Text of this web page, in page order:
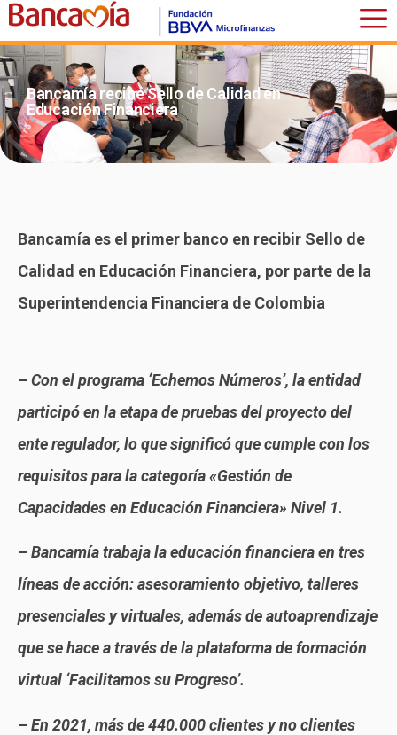
Bancamía recibe Sello de Calidad en
Educación Financiera
Bancamía es el primer banco en recibir Sello de
Calidad en Educación Financiera, por parte de la
Superintendencia Financiera de Colombia
– Con el programa ‘Echemos Números’, la entidad
participó en la etapa de pruebas del proyecto del
ente regulador, lo que significó que cumple con los
requisitos para la categoría «Gestión de
Capacidades en Educación Financiera» Nivel 1.
– Bancamía trabaja la educación financiera en tres
líneas de acción: asesoramiento objetivo, talleres
presenciales y virtuales, además de autoaprendizaje
que se hace a través de la plataforma de formación
virtual ‘Facilitamos su Progreso’.
– En 2021, más de 440.000 clientes y no clientes